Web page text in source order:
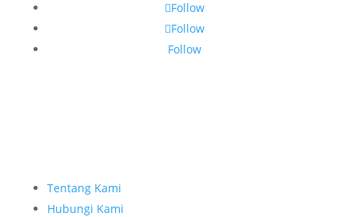
Follow
Follow
Follow
Tentang Kami
Hubungi Kami